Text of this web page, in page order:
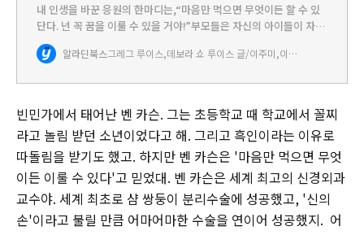
내 인생을 바꾼 응원의 한마디는,“마음만 먹으면 무엇이든 할 수 있
단다. 넌 꼭 꿈을 이룰 수 있을 거야!”부모들은 자신의 아이들이 자라
서 크게 성공하게 되기를 바랍니다. 크게 성공하는 것의 내용은 사람
마다 다를 것입니다. 그러나 무엇보다도 성공한다는 것이 돈…
알라딘북스 그레그 루이스,데보라 쇼 루이스 글/이주미,이주영 역
빈민가에서 태어난 벤 카슨. 그는 초등학교 때 학교에서 꼴찌
라고 놀림 받던 소년이었다고 해. 그리고 흑인이라는 이유로
따돌림을 받기도 했고. 하지만 벤 카슨은 '마음만 먹으면 무엇
이든 이룰 수 있다'고 믿었대. 벤 카슨은 세계 최고의 신경외과
교수야. 세계 최초로 샴 쌍둥이 분리수술에 성공했고, '신의
손'이라고 불릴 만큼 어마어마한 수술을 연이어 성공했지. 어